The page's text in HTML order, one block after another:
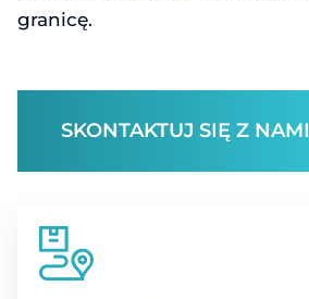
granicę.
SKONTAKTUJ SIĘ Z NAMI